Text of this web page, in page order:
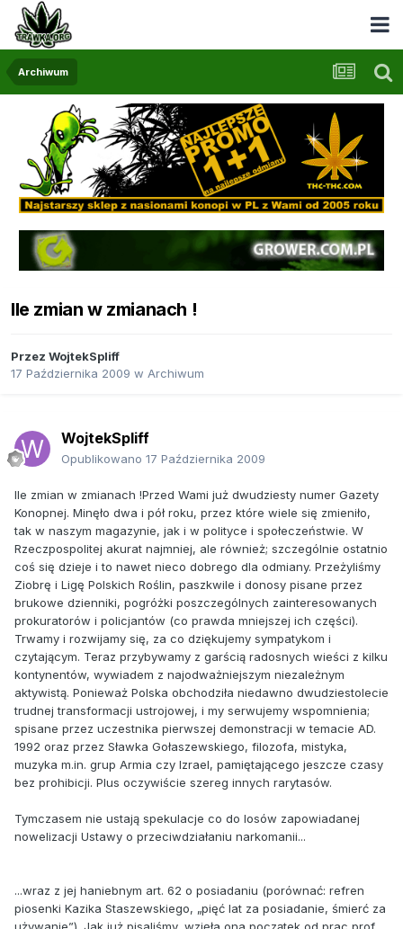
Archiwum
Ile zmian w zmianach !
Przez WojtekSpliff
17 Października 2009 w Archiwum
WojtekSpliff
Opublikowano 17 Października 2009
Ile zmian w zmianach !Przed Wami już dwudziesty numer Gazety
Konopnej. Minęło dwa i pół roku, przez które wiele się zmieniło,
tak w naszym magazynie, jak i w polityce i społeczeństwie. W
Rzeczpospolitej akurat najmniej, ale również; szczególnie ostatnio
coś się dzieje i to nawet nieco dobrego dla odmiany. Przeżyliśmy
Ziobrę i Ligę Polskich Roślin, paszkwile i donosy pisane przez
brukowe dzienniki, pogróżki poszczególnych zainteresowanych
prokuratorów i policjantów (co prawda mniejszej ich części).
Trwamy i rozwijamy się, za co dziękujemy sympatykom i
czytającym. Teraz przybywamy z garścią radosnych wieści z kilku
kontynentów, wywiadem z najodważniejszym niezależnym
aktywistą. Ponieważ Polska obchodziła niedawno dwudziestolecie
trudnej transformacji ustrojowej, i my serwujemy wspomnienia;
spisane przez uczestnika pierwszej demonstracji w temacie AD.
1992 oraz przez Sławka Gołaszewskiego, filozofa, mistyka,
muzyka m.in. grup Armia czy Izrael, pamiętającego jeszcze czasy
bez prohibicji. Plus oczywiście szereg innych rarytasów.
Tymczasem nie ustają spekulacje co do losów zapowiadanej
nowelizacji Ustawy o przeciwdziałaniu narkomanii...
...wraz z jej haniebnym art. 62 o posiadaniu (porównać: refren
piosenki Kazika Staszewskiego, „pięć lat za posiadanie, śmierć za
używanie”). Jak już pisaliśmy, wzięła ona początek od prac prof.